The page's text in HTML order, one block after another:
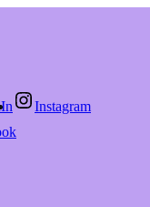
Instagram